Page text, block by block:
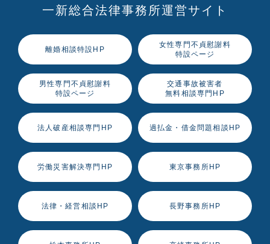
一新総合法律事務所運営サイト
離婚相談特設HP
女性専門不貞慰謝料
特設ページ
男性専門不貞慰謝料
特設ページ
交通事故被害者
無料相談専門HP
法人破産相談専門HP 過払金・借金問題相談HP
労働災害解決専門HP 東京事務所HP
法律・経営相談HP 長野事務所HP